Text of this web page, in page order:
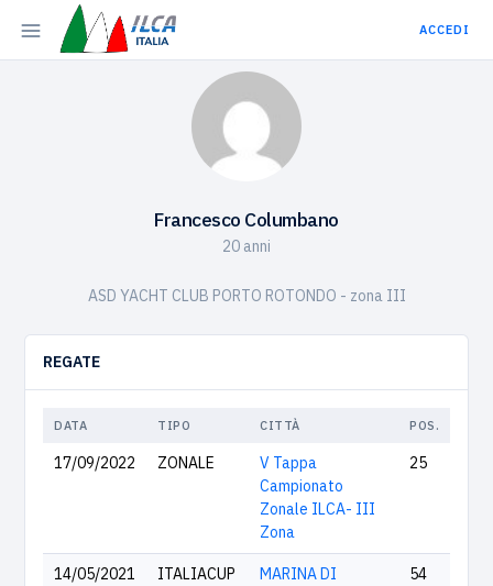
ACCEDI
Francesco Columbano
20 anni
ASD YACHT CLUB PORTO ROTONDO - zona III
REGATE
DATA TIPO CITTÀ POS.
17/09/2022 ZONALE
V Tappa
Campionato
Zonale ILCA- III
Zona
25
14/05/2021 ITALIACUP
MARINA DI
54